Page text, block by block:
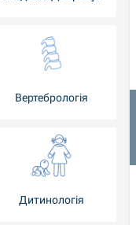
Вертебрологія
Дитинологія